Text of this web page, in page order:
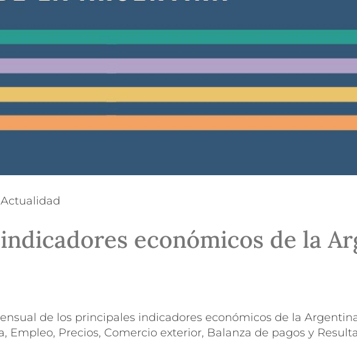
Actualidad
económicos de la
de los principales indicadores económicos de la
Empleo, Precios, Comercio exterior, Balanza de pagos y